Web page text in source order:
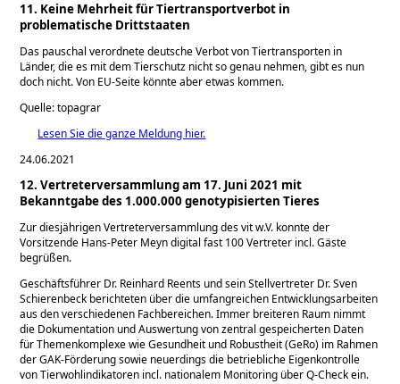
11. Keine Mehrheit für Tiertransportverbot in
problematische Drittstaaten
Das pauschal verordnete deutsche Verbot von Tiertransporten in
Länder, die es mit dem Tierschutz nicht so genau nehmen, gibt es nun
doch nicht. Von EU-Seite könnte aber etwas kommen.
Quelle: topagrar
Lesen Sie die ganze Meldung hier.
24.06.2021
12. Vertreterversammlung am 17. Juni 2021 mit
Bekanntgabe des 1.000.000 genotypisierten Tieres
Zur diesjährigen Vertreterversammlung des vit w.V. konnte der
Vorsitzende Hans-Peter Meyn digital fast 100 Vertreter incl. Gäste
begrüßen.
Geschäftsführer Dr. Reinhard Reents und sein Stellvertreter Dr. Sven
Schierenbeck berichteten über die umfangreichen Entwicklungsarbeiten
aus den verschiedenen Fachbereichen. Immer breiteren Raum nimmt
die Dokumentation und Auswertung von zentral gespeicherten Daten
für Themenkomplexe wie Gesundheit und Robustheit (GeRo) im Rahmen
der GAK-Förderung sowie neuerdings die betriebliche Eigenkontrolle
von Tierwohlindikatoren incl. nationalem Monitoring über Q-Check ein.